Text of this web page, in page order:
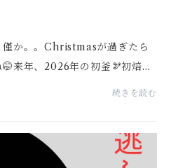
僅か。。Christmasが過ぎたら
来年、2026年の初釜🫘初焙煎
😊ブラジル🇧🇷／シルビオ・レ
続きを読む